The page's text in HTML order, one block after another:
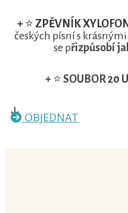
+⭐ ZPĚVNÍK
českých písní s
se přizpůsobí
+⭐ SOUBOR 20
OBJEDNAT